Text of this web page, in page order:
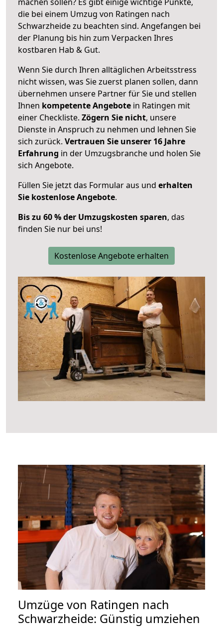
die bei einem Umzug von Ratingen nach
Schwarzheide zu beachten sind. Angefangen bei
der Planung bis hin zum Verpacken Ihres
kostbaren Hab & Gut.
Wenn Sie durch Ihren alltäglichen Arbeitsstress
nicht wissen, was Sie zuerst planen sollen, dann
übernehmen unsere Partner für Sie und stellen
Ihnen kompetente Angebote in Ratingen mit
einer Checkliste. Zögern Sie nicht, unsere
Dienste in Anspruch zu nehmen und lehnen Sie
sich zurück. Vertrauen Sie unserer 16 Jahre
Erfahrung in der Umzugsbranche und holen Sie
sich Angebote.
Füllen Sie jetzt das Formular aus und erhalten
Sie kostenlose Angebote.
Bis zu 60 % der Umzugskosten sparen, das
finden Sie nur bei uns!
Kostenlose Angebote erhalten
Umzüge von Ratingen nach
Schwarzheide: Günstig umziehen